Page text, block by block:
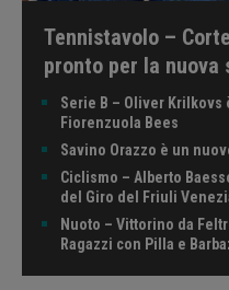
Tennistavolo –
pronto per la nuova
Serie B – Oliver
Fiorenzuola Bees
Savino Orazzo è un
Ciclismo – Alberto
del Giro del Friuli
Nuoto – Vittorino da
Ragazzi con Pilla e